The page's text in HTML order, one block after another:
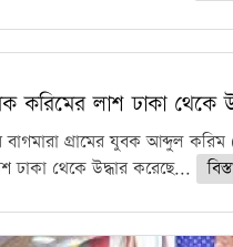
করিমের লাশ ঢাকা থেকে
গ্রামের যুবক আব্দুল
ঢাকা থেকে উদ্ধার করেছে...